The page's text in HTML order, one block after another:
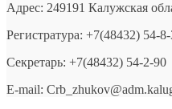
Адрес: 249191 Калужская
Регистратура: +7(48432) 54-8-
Секретарь: +7(48432) 54-2-90
E-mail: